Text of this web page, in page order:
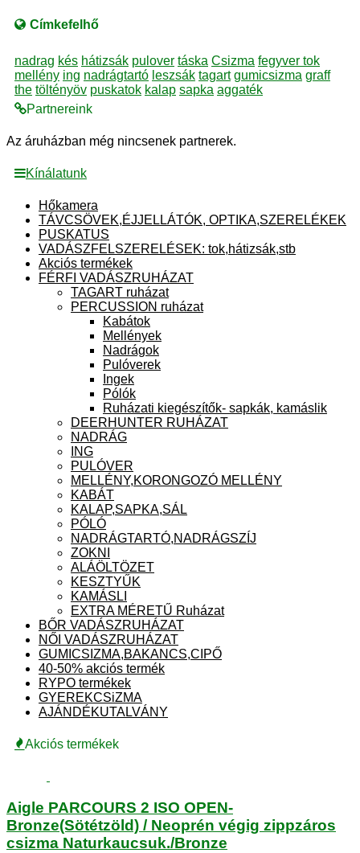
Címkefelhő
nadrag kés hátizsák pulover táska Csizma fegyver tok
mellény ing nadrágtartó leszsák tagart gumicsizma graff
the töltényöv puskatok kalap sapka aggaték
Partnereink
Az áruházban még nincsenek partnerek.
Kínálatunk
Hőkamera
TÁVCSÖVEK,ÉJJELLÁTÓK, OPTIKA,SZERELÉKEK
PUSKATUS
VADÁSZFELSZERELÉSEK: tok,hátizsák,stb
Akciós termékek
FÉRFI VADÁSZRUHÁZAT
TAGART ruházat
PERCUSSION ruházat
Kabátok
Mellények
Nadrágok
Pulóverek
Ingek
Pólók
Ruházati kiegészítők- sapkák, kamáslik
DEERHUNTER RUHÁZAT
NADRÁG
ING
PULÓVER
MELLÉNY,KORONGOZÓ MELLÉNY
KABÁT
KALAP,SAPKA,SÁL
PÓLÓ
NADRÁGTARTÓ,NADRÁGSZÍJ
ZOKNI
ALÁÖLTÖZET
KESZTYŰK
KAMÁSLI
EXTRA MÉRETŰ Ruházat
BŐR VADÁSZRUHÁZAT
NŐI VADÁSZRUHÁZAT
GUMICSIZMA,BAKANCS,CIPŐ
40-50% akciós termék
RYPO termékek
GYEREKCSiZMA
AJÁNDÉKUTALVÁNY
Akciós termékek
Aigle PARCOURS 2 ISO OPEN-
Bronze(Sötétzöld) / Neoprén végig zippzáros
csizma Naturkaucsuk./Bronze